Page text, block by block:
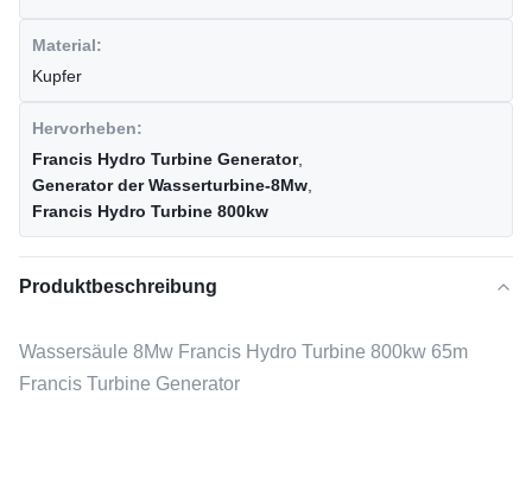
Material:
Kupfer
Hervorheben:
Francis Hydro Turbine Generator,
Generator der Wasserturbine-8Mw
Francis Hydro Turbine 800kw
Produktbeschreibung
Wassersäule 8Mw Francis Hydro Turbine 800kw 65m
Francis Turbine Generator